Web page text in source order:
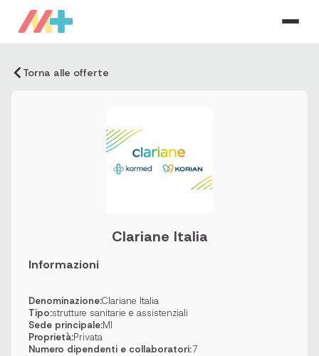
Torna alle offerte
Clariane Italia
Informazioni
Denominazione:Clariane Italia
Tipo:strutture sanitarie e assistenziali
Sede principale:MI
Proprietà:Privata
Numero dipendenti e collaboratori:7